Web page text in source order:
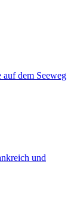
dem Seeweg
und